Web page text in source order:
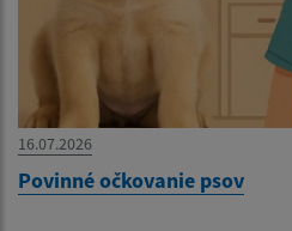
16.07.2026
Povinné očkovanie psov